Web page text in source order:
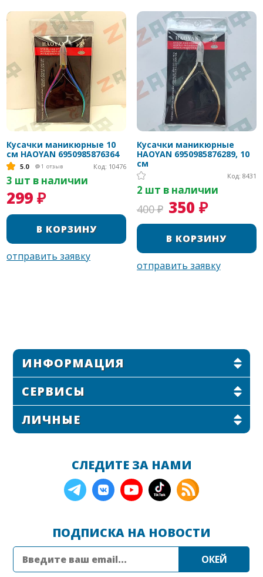
Кусачки маникюрные 10
см HAOYAN 6950985876364
5.0 1 отзыв Код: 10476
3 шт в наличии
299 ₽
Кусачки маникюрные
HAOYAN 6950985876289, 10
см
Код: 8431
2 шт в наличии
400 ₽ 350 ₽
ИНФОРМАЦИЯ
СЕРВИСЫ
ЛИЧНЫЕ
СЛЕДИТЕ ЗА НАМИ
ПОДПИСКА НА НОВОСТИ